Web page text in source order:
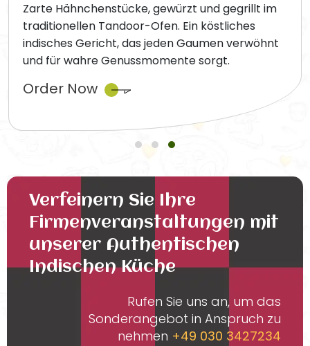
Zarte Hähnchenstücke, gewürzt und gegrillt im
traditionellen Tandoor-Ofen. Ein köstliches
indisches Gericht, das jeden Gaumen verwöhnt
und für wahre Genussmomente sorgt.
Order Now
Verfeinern Sie Ihre
Firmenveranstaltungen mit
unserer Authentischen
Indischen Küche
Rufen Sie uns an, um das
Sonderangebot in Anspruch zu
nehmen +49 030 3427234